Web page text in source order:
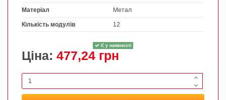
Матеріал Метал
Кількість модулів 12
Є у наявності
Ціна: 477,24 грн